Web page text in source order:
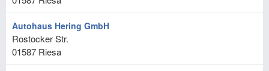
Autohaus Hering GmbH
Rostocker Str.
01587 Riesa